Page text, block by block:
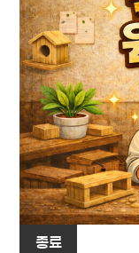
종료